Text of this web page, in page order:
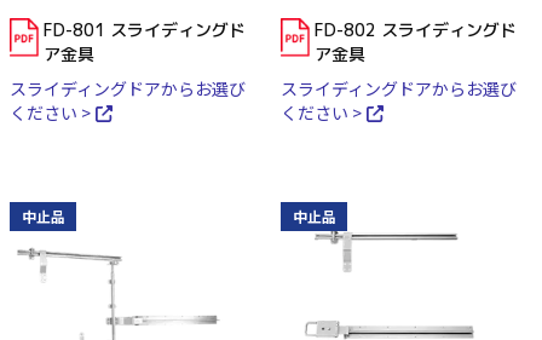
FD-801 スライディングド
ア金具
スライディングドアからお選び
ください >
FD-802 スライディングド
ア金具
スライディングドアからお選び
ください >
中止品 中止品